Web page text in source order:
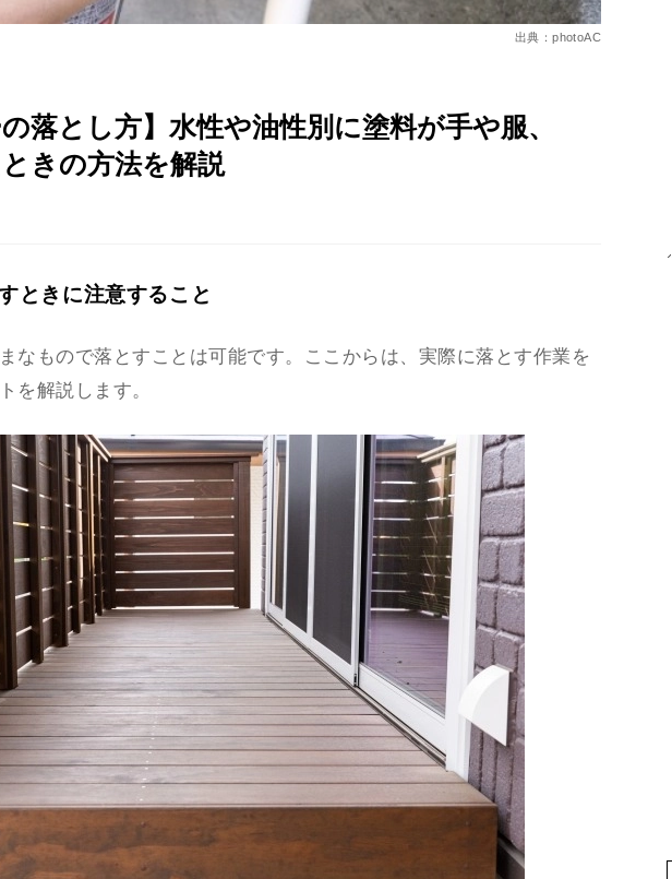
出典：photoAC
落とし方】水性や油性別に塗料が手や服、
きの方法を解説
ときに注意すること
なもので落とすことは可能です。ここからは、実際に落とす作業を
を解説します。